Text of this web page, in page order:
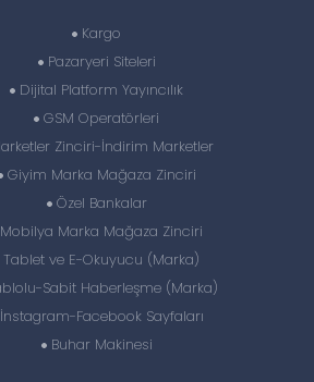
Kargo
Pazaryeri Siteleri
Dijital Platform Yayıncılık
GSM Operatörleri
Zinciri-İndirim Marketler
Giyim Marka Mağaza Zinciri
Özel Bankalar
Mobilya Marka Mağaza Zinciri
Tablet ve E-Okuyucu (Marka)
Sabit Haberleşme (Marka)
Facebook Sayfaları
Buhar Makinesi